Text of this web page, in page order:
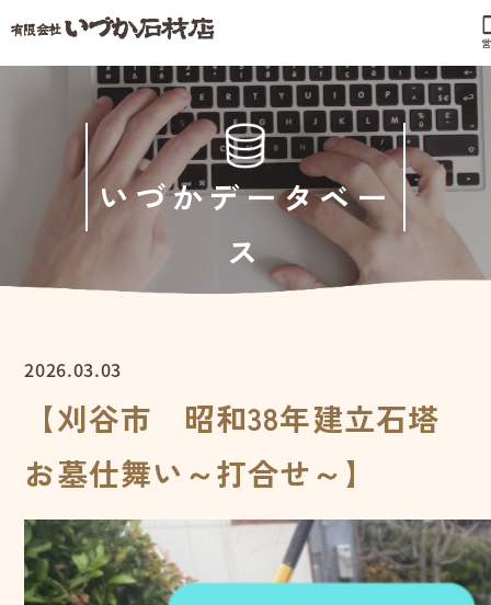
いづかデータベー
ス
2026.03.03
【刈谷市 昭和38年建立石塔
お墓仕舞い～打合せ～】